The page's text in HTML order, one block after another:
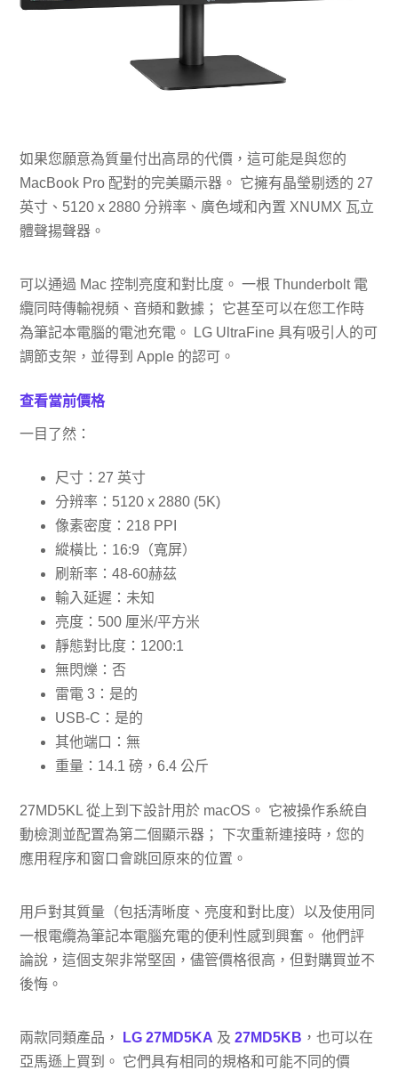
如果您願意為質量付出高昂的代價，這可能是與您的
MacBook Pro 配對的完美顯示器。 它擁有晶瑩剔透的 27
英寸、5120 x 2880 分辨率、廣色域和內置 XNUMX 瓦立
體聲揚聲器。
可以通過 Mac 控制亮度和對比度。 一根 Thunderbolt 電
纜同時傳輸視頻、音頻和數據； 它甚至可以在您工作時
為筆記本電腦的電池充電。 LG UltraFine 具有吸引人的可
調節支架，並得到 Apple 的認可。
查看當前價​​格
一目了然：
尺寸：27 英寸
分辨率：5120 x 2880 (5K)
像素密度：218 PPI
縱橫比：16:9（寬屏）
刷新率：48-60赫茲
輸入延遲：未知
亮度：500 厘米/平方米
靜態對比度：1200:1
無閃爍：否
雷電 3：是的
USB-C：是的
其他端口：無
重量：14.1 磅，6.4 公斤
27MD5KL 從上到下設計用於 macOS。 它被操作系統自
動檢測並配置為第二個顯示器； 下次重新連接時，您的
應用程序和窗口會跳回原來的位置。
用戶對其質量（包括清晰度、亮度和對比度）以及使用同
一根電纜為筆記本電腦充電的便利性感到興奮。 他們評
論說，這個支架非常堅固，儘管價格很高，但對購買並不
後悔。
兩款同類產品， LG 27MD5KA 及27MD5KB ，也可以在
亞馬遜上買到。 它們具有相同的規格和可能不同的價